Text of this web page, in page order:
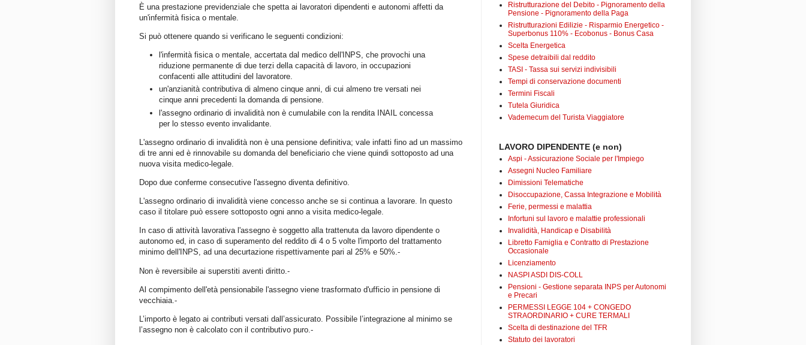
È una prestazione previdenziale che spetta ai lavoratori dipendenti e autonomi affetti da
un'infermità fisica o mentale.
Si può ottenere quando si verificano le seguenti condizioni:
l'infermità fisica o mentale, accertata dal medico dell'INPS, che provochi una
riduzione permanente di due terzi della capacità di lavoro, in occupazioni
confacenti alle attitudini del lavoratore.
un'anzianità contributiva di almeno cinque anni, di cui almeno tre versati nei
cinque anni precedenti la domanda di pensione.
l'assegno ordinario di invalidità non è cumulabile con la rendita INAIL concessa
per lo stesso evento invalidante.
L'assegno ordinario di invalidità non è una pensione definitiva; vale infatti fino ad un massimo
di tre anni ed è rinnovabile su domanda del beneficiario che viene quindi sottoposto ad una
nuova visita medico-legale.
Dopo due conferme consecutive l'assegno diventa definitivo.
L'assegno ordinario di invalidità viene concesso anche se si continua a lavorare. In questo
caso il titolare può essere sottoposto ogni anno a visita medico-legale.
In caso di attività lavorativa l'assegno è soggetto alla trattenuta da lavoro dipendente o
autonomo ed, in caso di superamento del reddito di 4 o 5 volte l'importo del trattamento
minimo dell'INPS, ad una decurtazione rispettivamente pari al 25% e 50%.-
Non è reversibile ai superstiti aventi diritto.-
Al compimento dell'età pensionabile l'assegno viene trasformato d'ufficio in pensione di
vecchiaia.-
L’importo è legato ai contributi versati dall’assicurato. Possibile l’integrazione al minimo se
l’assegno non è calcolato con il contributivo puro.-
Ristrutturazione del Debito - Pignoramento della
Pensione - Pignoramento della Paga
Ristrutturazioni Edilizie - Risparmio Energetico -
Superbonus 110% - Ecobonus - Bonus Casa
Scelta Energetica
Spese detraibili dal reddito
TASI - Tassa sui servizi indivisibili
Tempi di conservazione documenti
Termini Fiscali
Tutela Giuridica
Vademecum del Turista Viaggiatore
LAVORO DIPENDENTE (e non)
Aspi - Assicurazione Sociale per l'Impiego
Assegni Nucleo Familiare
Dimissioni Telematiche
Disoccupazione, Cassa Integrazione e Mobilità
Ferie, permessi e malattia
Infortuni sul lavoro e malattie professionali
Invalidità, Handicap e Disabilità
Libretto Famiglia e Contratto di Prestazione
Occasionale
Licenziamento
NASPI ASDI DIS-COLL
Pensioni - Gestione separata INPS per Autonomi
e Precari
PERMESSI LEGGE 104 + CONGEDO
STRAORDINARIO + CURE TERMALI
Scelta di destinazione del TFR
Statuto dei lavoratori